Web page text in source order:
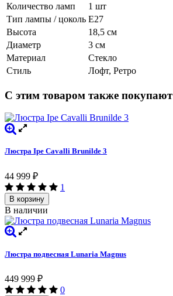
Количество ламп
1 шт
Тип лампы / цоколь E27
Высота
18,5 см
Диаметр
3 см
Материал
Стекло
Стиль
Лофт, Ретро
С этим товаром также покупают
Люстра Ipe Cavalli Brunilde 3
44 999 ₽
1
В корзину
В наличии
Люстра подвесная Lunaria Magnus
449 999 ₽
0